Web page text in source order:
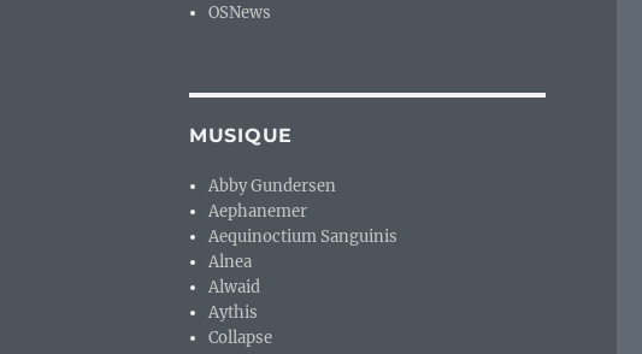
OSNews
MUSIQUE
Abby Gundersen
Aephanemer
Aequinoctium Sanguinis
Alnea
Alwaid
Aythis
Collapse